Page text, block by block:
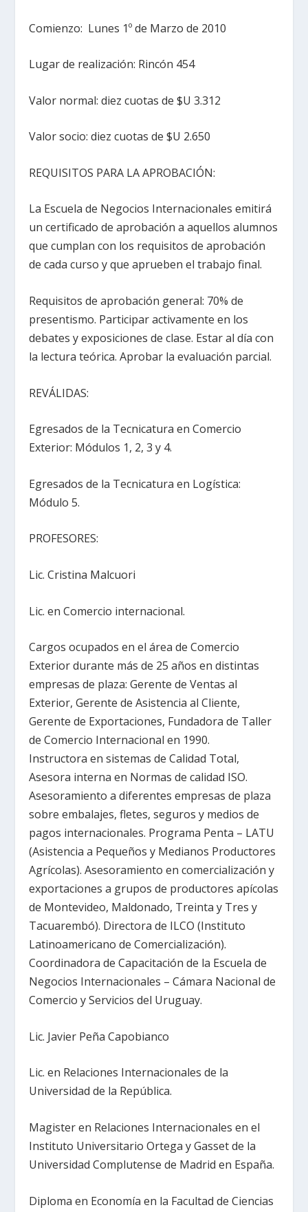
Comienzo: Lunes 1º de Marzo de 2010
Lugar de realización: Rincón 454
Valor normal: diez cuotas de $U 3.312
Valor socio: diez cuotas de $U 2.650
REQUISITOS PARA LA APROBACIÓN:
La Escuela de Negocios Internacionales emitirá
un certificado de aprobación a aquellos alumnos
que cumplan con los requisitos de aprobación
de cada curso y que aprueben el trabajo final.
Requisitos de aprobación general: 70% de
presentismo. Participar activamente en los
debates y exposiciones de clase. Estar al día con
la lectura teórica. Aprobar la evaluación parcial.
REVÁLIDAS:
Egresados de la Tecnicatura en Comercio
Exterior: Módulos 1, 2, 3 y 4.
Egresados de la Tecnicatura en Logística:
Módulo 5.
PROFESORES:
Lic. Cristina Malcuori
Lic. en Comercio internacional.
Cargos ocupados en el área de Comercio
Exterior durante más de 25 años en distintas
empresas de plaza: Gerente de Ventas al
Exterior, Gerente de Asistencia al Cliente,
Gerente de Exportaciones, Fundadora de Taller
de Comercio Internacional en 1990.
Instructora en sistemas de Calidad Total,
Asesora interna en Normas de calidad ISO.
Asesoramiento a diferentes empresas de plaza
sobre embalajes, fletes, seguros y medios de
pagos internacionales. Programa Penta – LATU
(Asistencia a Pequeños y Medianos Productores
Agrícolas). Asesoramiento en comercialización y
exportaciones a grupos de productores apícolas
de Montevideo, Maldonado, Treinta y Tres y
Tacuarembó). Directora de ILCO (Instituto
Latinoamericano de Comercialización).
Coordinadora de Capacitación de la Escuela de
Negocios Internacionales – Cámara Nacional de
Comercio y Servicios del Uruguay.
Lic. Javier Peña Capobianco
Lic. en Relaciones Internacionales de la
Universidad de la República.
Magister en Relaciones Internacionales en el
Instituto Universitario Ortega y Gasset de la
Universidad Complutense de Madrid en España.
Diploma en Economía en la Facultad de Ciencias